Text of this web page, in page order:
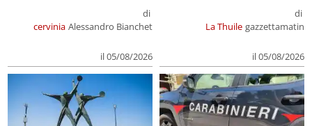
cervinia
di
Alessandro Bianchet
il 05/08/2026
La Thuile
di
gazzettamatin
il 05/08/2026